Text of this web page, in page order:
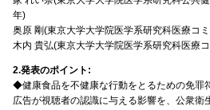
年)
奥原 剛(東京大学大学院医学系研究科医療コ
木内 貴弘(東京大学大学院医学系研究科医療
2.発表のポイント:
◆健康食品を不健康な行動をとるための免罪
広告が視聴者の認識に与える影響を、公衆衛